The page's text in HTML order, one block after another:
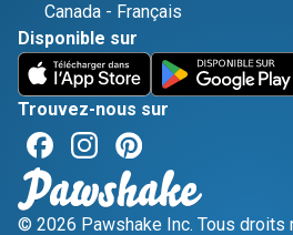
Canada - Français
Disponible sur
Trouvez-nous sur
© 2026 Pawshake Inc. Tous droits